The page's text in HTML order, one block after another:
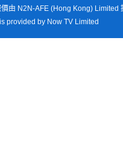
由 N2N-AFE (Hong Kong) Limited
provided by Now TV Limited